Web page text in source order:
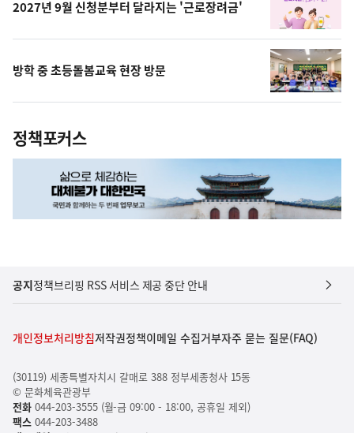
2027년 9월 신청분부터 달라지는 '근로장려금'
방학 중 초등돌봄교육 현장 방문
정책포커스
공지정책브리핑 RSS 서비스 제공 중단 안내
개인정보처리방침저작권정책이메일 수집거부자주 묻는 질문(FAQ)
(30119) 세종특별자치시 갈매로 388 정부세종청사 15동
© 문화체육관광부
전화044-203-3555 (월-금 09:00 - 18:00, 공휴일 제외)
팩스044-203-3488